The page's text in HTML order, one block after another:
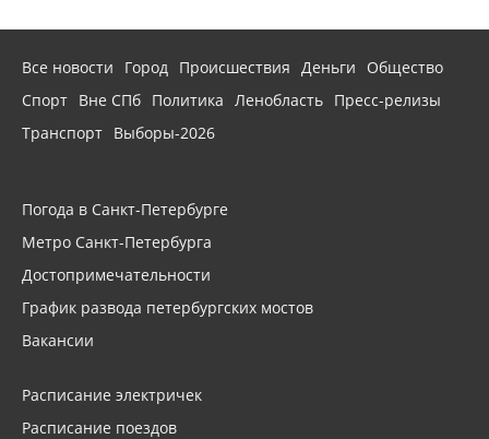
Все новости Город Происшествия Деньги
Общество
Спорт Вне СПб Политика Ленобласть Пресс-релизы
Транспорт Выборы-2026
Погода в Санкт-Петербурге
Метро Санкт-Петербурга
Достопримечательности
График развода петербургских мостов
Вакансии
Расписание электричек
Расписание поездов